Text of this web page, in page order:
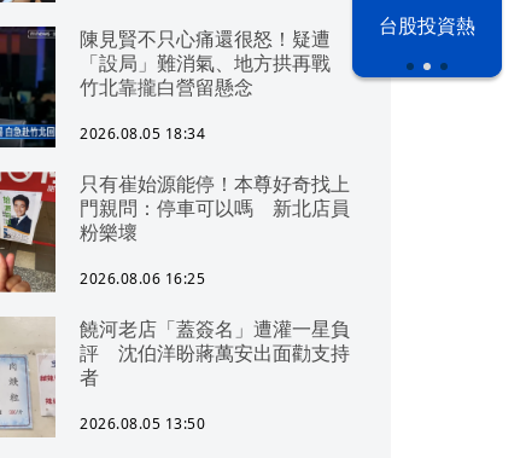
漢光42演習 台股投資熱
陳見賢不只心痛還很怒！疑遭
「設局」難消氣、地方拱再戰
竹北靠攏白營留懸念
2026.08.05 18:34
只有崔始源能停！本尊好奇找上
門親問：停車可以嗎 新北店員
粉樂壞
2026.08.06 16:25
饒河老店「蓋簽名」遭灌一星負
評 沈伯洋盼蔣萬安出面勸支持
者
2026.08.05 13:50